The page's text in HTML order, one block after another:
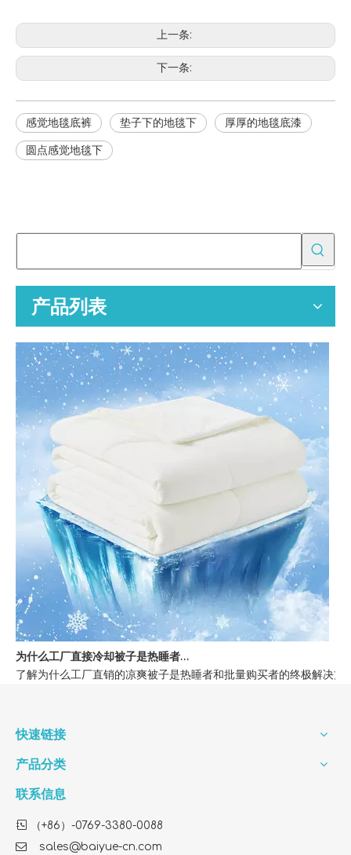
上一条:
下一条:
感觉地毯底裤 垫子下的地毯下 厚厚的地毯底漆
圆点感觉地毯下
产品列表
为批发买家提供 OEM 空气净化器替换过滤器
空气净化器替换过滤器的专业 OEM 制造商，为全球分销商、零售
为什么工厂直接冷却被子是热睡者的最佳选择
了解为什么工厂直销的凉爽被子是热睡者和批量购买者的终极解决
快速链接
产品分类
联系信息
 （+86）-0769-3380-0088
 sales@baiyue-cn.com